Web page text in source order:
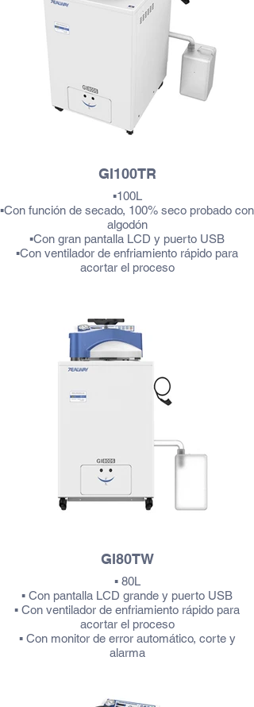
GI100TR
▪100L
▪Con función de secado, 100% seco probado con
algodón
▪Con gran pantalla LCD y puerto USB
▪Con ventilador de enfriamiento rápido para
acortar el proceso
Más información
GI80TW
▪ 80L
▪ Con pantalla LCD grande y puerto USB
▪ Con ventilador de enfriamiento rápido para
acortar el proceso
▪ Con monitor de error automático, corte y
alarma